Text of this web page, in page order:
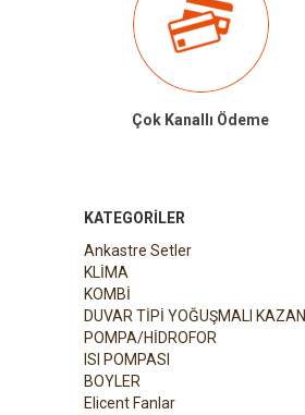
Çok Kanallı Ödeme
KATEGORILER
Ankastre Setler
KLİMA
KOMBİ
DUVAR TİPİ YOĞUŞMALI KAZAN
POMPA/HİDROFOR
ISI POMPASI
BOYLER
Elicent Fanlar